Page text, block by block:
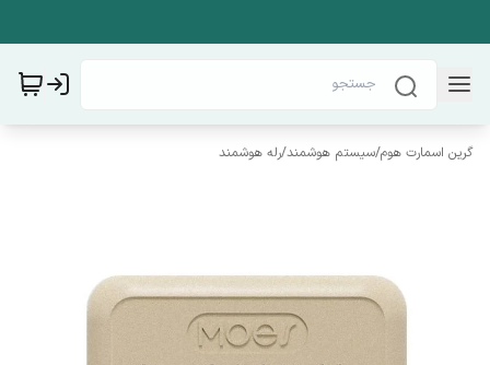
گرین اسمارت هوم/سیستم هوشمند/رله هوشمند